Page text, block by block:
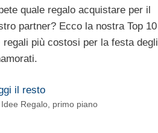
quale regalo acquistare per il
partner? Ecco la nostra Top 10
regali più costosi per la festa degli
il resto
Categorie
Idee Regalo, primo piano